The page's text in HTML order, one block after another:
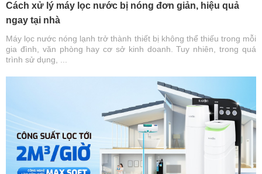
Cách xử lý máy lọc nước bị nóng đơn giản, hiệu quả
ngay tại nhà
Máy lọc nước nóng lạnh trở thành thiết bị không thể thiếu trong mỗi
gia đình, văn phòng hay cơ sở kinh doanh. Tuy nhiên, trong quá
trình sử dụng, ...